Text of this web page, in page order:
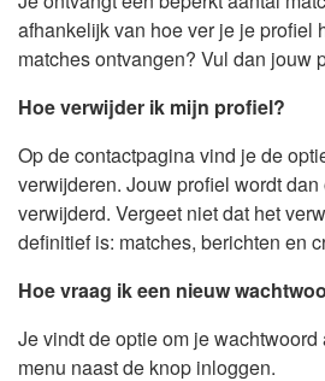
afhankelijk van hoe ver je je profiel
matches ontvangen? Vul dan jouw
Hoe verwijder ik mijn profiel?
Op de contactpagina vind je de
verwijderen. Jouw profiel wordt
verwijderd. Vergeet niet dat het
definitief is: matches, berichten en
Hoe vraag ik een nieuw
Je vindt de optie om je
menu naast de knop inloggen.